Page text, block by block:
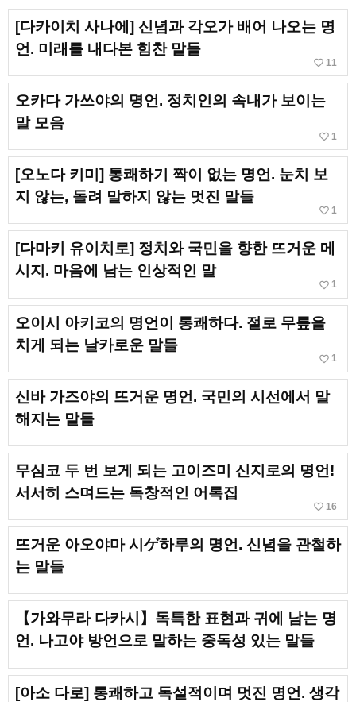
[다카이치 사나에] 신념과 각오가 배어 나오는 명
언. 미래를 내다본 힘찬 말들
favorite_border 11
오카다 가쓰야의 명언. 정치인의 속내가 보이는
말 모음
favorite_border 1
[오노다 키미] 통쾌하기 짝이 없는 명언. 눈치 보
지 않는, 돌려 말하지 않는 멋진 말들
favorite_border 1
[다마키 유이치로] 정치와 국민을 향한 뜨거운 메
시지. 마음에 남는 인상적인 말
favorite_border 1
오이시 아키코의 명언이 통쾌하다. 절로 무릎을
치게 되는 날카로운 말들
favorite_border 1
신바 가즈야의 뜨거운 명언. 국민의 시선에서 말
해지는 말들
무심코 두 번 보게 되는 고이즈미 신지로의 명언!
서서히 스며드는 독창적인 어록집
favorite_border 16
뜨거운 아오야마 시ゲ하루의 명언. 신념을 관철하
는 말들
【가와무라 다카시】독특한 표현과 귀에 남는 명
언. 나고야 방언으로 말하는 중독성 있는 말들
[아소 다로] 통쾌하고 독설적이며 멋진 명언. 생각